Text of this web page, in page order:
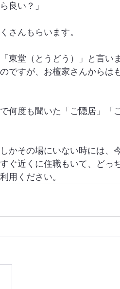
良い？」
さんもらいます。
東堂（とうどう）」と言い
ですが、お檀家さんからは
何度も聞いた「ご隠居」「
かその場にいない時には、
ぐ近くに住職もいて、どっ
用ください。